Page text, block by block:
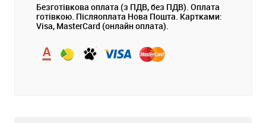
Безготівкова оплата (з ПДВ, без ПДВ). Оплата
готівкою. Післяоплата Нова Пошта. Картками:
Visa, MasterCard (онлайн оплата).